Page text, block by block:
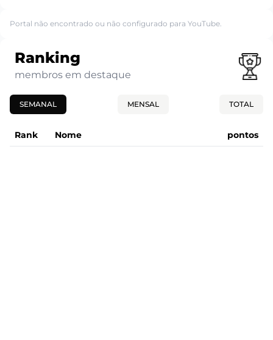
Portal não encontrado ou não configurado para YouTube.
Ranking
membros em destaque
SEMANAL MENSAL TOTAL
Rank Nome pontos